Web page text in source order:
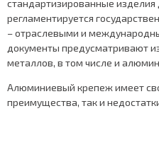
стандартизированные изделия
регламентируется
– отраслевыми и
документы предусматривают
металлов, в том числе и
Алюминиевый крепеж имеет
преимущества, так и